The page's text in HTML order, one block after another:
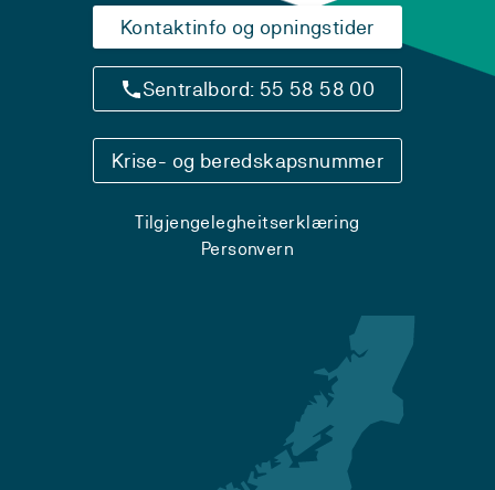
Kontaktinfo og opningstider
Sentralbord: 55 58 58 00
Krise- og beredskapsnummer
Tilgjengelegheitserklæring
Personvern